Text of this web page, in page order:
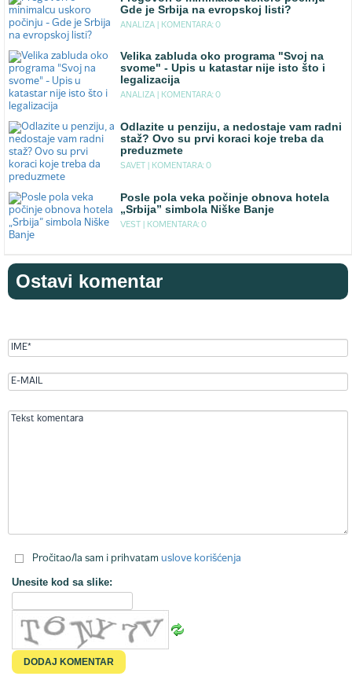
Gde je Srbija na evropskoj listi?
ANALIZA | KOMENTARA: 0
Velika zabluda oko programa "Svoj na
svome" - Upis u katastar nije isto što i
legalizacija
ANALIZA | KOMENTARA: 0
Odlazite u penziju, a nedostaje vam radni
staž? Ovo su prvi koraci koje treba da
preduzmete
SAVET | KOMENTARA: 0
Posle pola veka počinje obnova hotela
„Srbija” simbola Niške Banje
VEST | KOMENTARA: 0
Ostavi komentar
Pročitao/la sam i prihvatam uslove korišćenja
Unesite kod sa slike: